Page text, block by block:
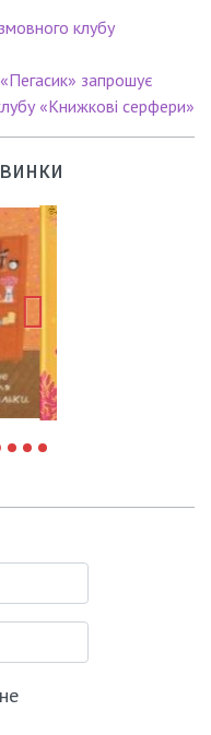
клубу
запрошує
«Книжкові серфери»